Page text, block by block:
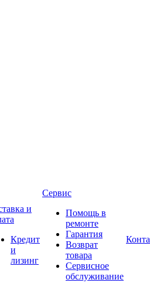
и
Кредит
и
лизинг
Сервис
Помощь в
ремонте
Гарантия
Возврат
товара
Сервисное
обслуживание